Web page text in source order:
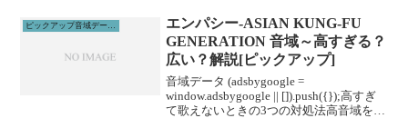
ルに通うこと...
エンパシー-ASIAN KUNG-FU
GENERATION 音域～高すぎる？
広い？解説[ピックアップ]
音域データ (adsbygoogle =
window.adsbygoogle || []).push({});高すぎ
て歌えないときの3つの対処法高音域を広